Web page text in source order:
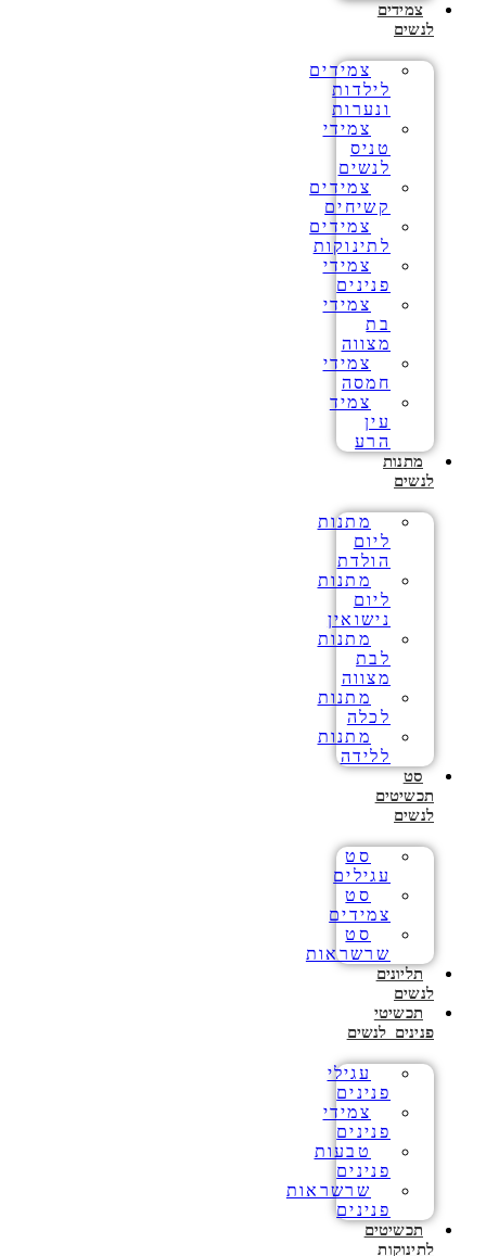
צמידים
לנשים
צמידים
לילדות
ונערות
צמידי
טניס
לנשים
צמידים
קשיחים
צמידים
לתינוקות
צמידי
פנינים
צמידי
בת
מצווה
צמידי
חמסה
צמיד
עין
הרע
מתנות
לנשים
מתנות
ליום
הולדת
מתנות
ליום
נישואין
מתנות
לבת
מצווה
מתנות
לכלה
מתנות
ללידה
סט
תכשיטים
לנשים
סט
עגילים
סט
צמידים
סט
שרשראות
תליונים
לנשים
תכשיטי
פנינים לנשים
עגילי
פנינים
צמידי
פנינים
טבעות
פנינים
שרשראות
פנינים
תכשיטים
לתינוקות